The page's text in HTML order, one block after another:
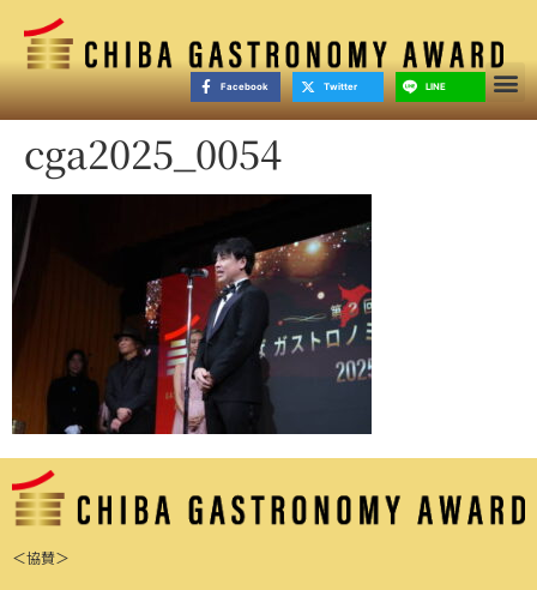
Facebook Twitter LINE
cga2025_0054
＜協賛＞